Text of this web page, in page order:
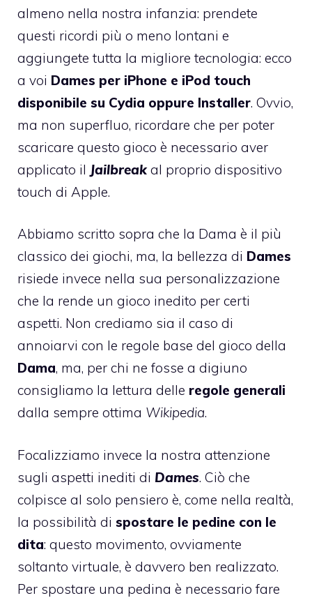
almeno nella nostra infanzia: prendete
questi ricordi più o meno lontani e
aggiungete tutta la migliore tecnologia: ecco
a voi Dames per iPhone e iPod touch
disponibile su Cydia oppure Installer. Ovvio,
ma non superfluo, ricordare che per poter
scaricare questo gioco è necessario aver
applicato il Jailbreakal proprio dispositivo
touch di Apple.
Abbiamo scritto sopra che la Dama è il più
classico dei giochi, ma, la bellezza di Dames
risiede invece nella sua personalizzazione
che la rende un gioco inedito per certi
aspetti. Non crediamo sia il caso di
annoiarvi con le regole base del gioco della
Dama, ma, per chi ne fosse a digiuno
consigliamo la lettura delle regole generali
dalla sempre ottima Wikipedia.
Focalizziamo invece la nostra attenzione
sugli aspetti inediti di Dames. Ciò che
colpisce al solo pensiero è, come nella realtà,
la possibilità di spostare le pedine con le
dita: questo movimento, ovviamente
soltanto virtuale, è davvero ben realizzato.
Per spostare una pedina è necessario fare